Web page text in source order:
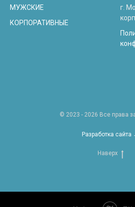
МУЖСКИЕ
КОРПОРАТИВНЫЕ
г.
© 2023 - 2026 Все права
Разработка сайта
Наверх